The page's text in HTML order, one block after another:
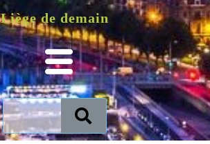
Liège de demain